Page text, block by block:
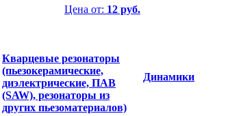
Цена от: 12 руб.
Кварцевые резонаторы
(пьезокерамические,
диэлектрические, ПАВ
(SAW), резонаторы из
других пьезоматериалов)
Динамики